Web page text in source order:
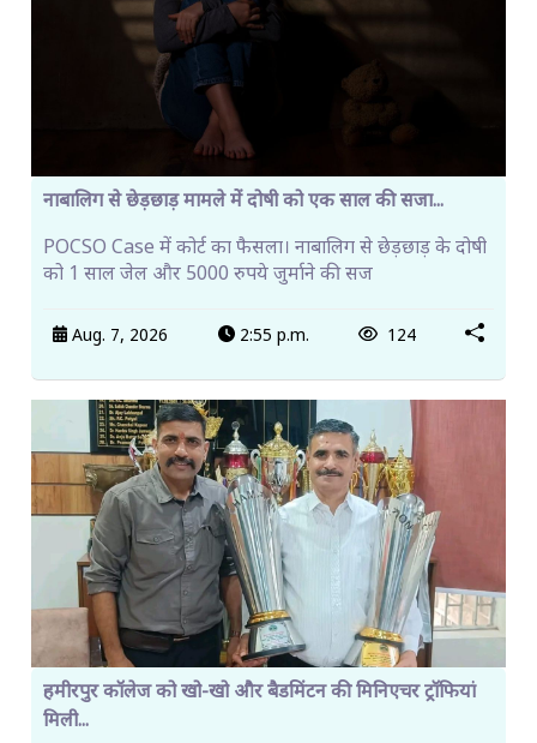
नाबालिग से छेड़छाड़ मामले में दोषी को एक साल की सजा...
POCSO Case में कोर्ट का फैसला। नाबालिग से छेड़छाड़ के दोषी
को 1 साल जेल और 5000 रुपये जुर्माने की सज
Aug. 7, 2026 2:55 p.m. 124
हमीरपुर कॉलेज को खो-खो और बैडमिंटन की मिनिएचर ट्रॉफियां
मिली...